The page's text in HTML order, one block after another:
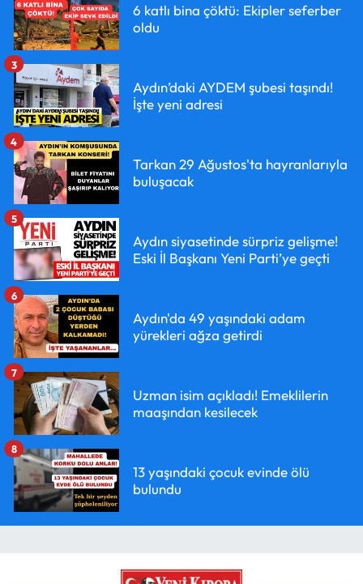
6 katlı bina çöktü: Ekipler seferber
oldu
Aydın’daki AYDEM şubesi taşındı!
İşte yeni adresi
3
Tarkan 29 Ağustos'ta hayranlarıyla
buluşacak
4
Aydın siyasetinde sürpriz gelişme!
Eski İl Başkanı Yeni Parti’ye geçti
5
Aydın'da 49 yaşındaki adam
yürekleri ağza getirdi
6
Uzman isim açıkladı! Emeklilerin
maaşından kesilecek
7
13 yaşındaki çocuk evinde ölü
bulundu
8